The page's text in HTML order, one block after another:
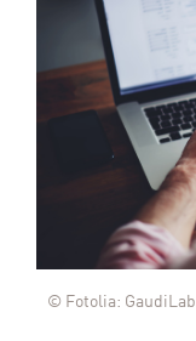
© Fotolia: GaudiLab